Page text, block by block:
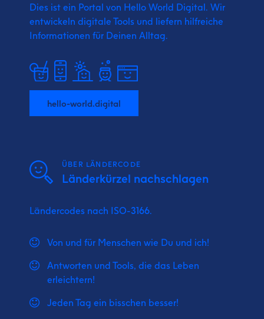
Dies ist ein Portal von Hello World Digital. Wir
entwickeln digitale Tools und liefern hilfreiche
Informationen für Deinen Alltag.
hello-world.digital
ÜBER LÄNDERCODE
Länderkürzel nachschlagen
Ländercodes nach ISO-3166.
Von und für Menschen wie Du und ich!
Antworten und Tools, die das Leben
erleichtern!
Jeden Tag ein bisschen besser!